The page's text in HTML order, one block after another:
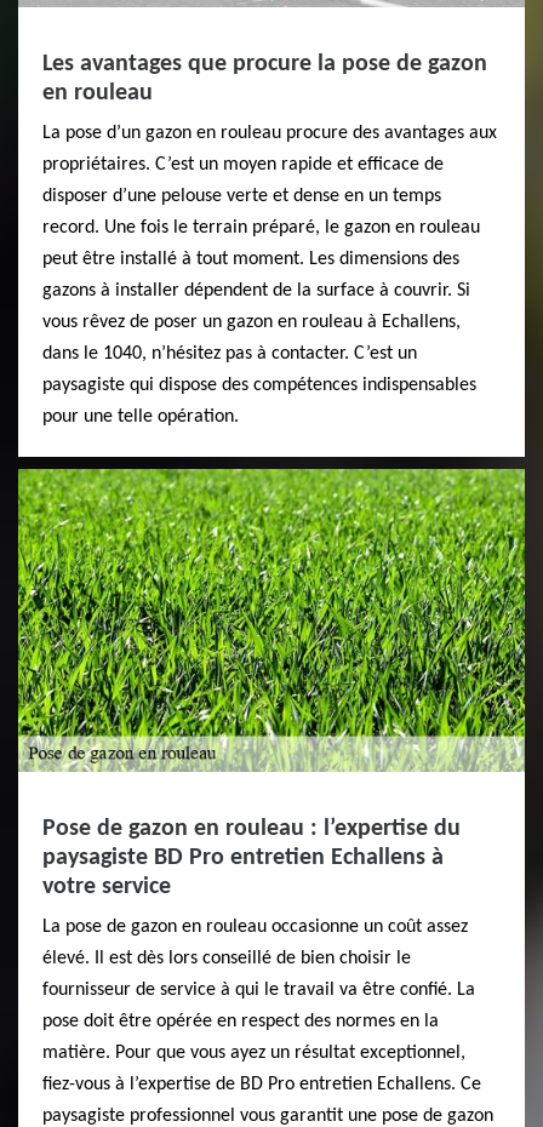
Les avantages que procure la pose de gazon
en rouleau
La pose d’un gazon en rouleau procure des avantages aux
propriétaires. C’est un moyen rapide et efficace de
disposer d’une pelouse verte et dense en un temps
record. Une fois le terrain préparé, le gazon en rouleau
peut être installé à tout moment. Les dimensions des
gazons à installer dépendent de la surface à couvrir. Si
vous rêvez de poser un gazon en rouleau à Echallens,
dans le 1040, n’hésitez pas à contacter. C’est un
paysagiste qui dispose des compétences indispensables
pour une telle opération.
Pose de gazon en rouleau : l’expertise du
paysagiste BD Pro entretien Echallens à
votre service
La pose de gazon en rouleau occasionne un coût assez
élevé. Il est dès lors conseillé de bien choisir le
fournisseur de service à qui le travail va être confié. La
pose doit être opérée en respect des normes en la
matière. Pour que vous ayez un résultat exceptionnel,
fiez-vous à l’expertise de BD Pro entretien Echallens. Ce
paysagiste professionnel vous garantit une pose de gazon